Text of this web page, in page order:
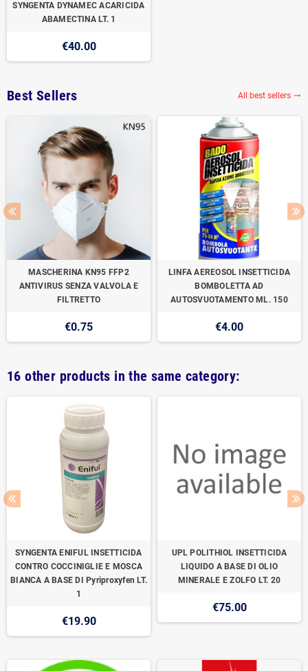
SYNGENTA DYNAMEC ACARICIDA
ABAMECTINA LT. 1
€40.00
Best Sellers All best sellers 
MASCHERINA KN95 FFP2
ANTIVIRUS SENZA VALVOLA E
FILTRETTO
€0.75
LINFA AEREOSOL INSETTICIDA
BOMBOLETTA AD
AUTOSVUOTAMENTO ML. 150
€4.00
16 other products in the same category:
SYNGENTA ENIFUL INSETTICIDA
CONTRO COCCINIGLIE E MOSCA
BIANCA A BASE DI Pyriproxyfen LT.
1
€19.90
UPL POLITHIOL INSETTICIDA
LIQUIDO A BASE DI OLIO
MINERALE E ZOLFO LT. 20
€75.00